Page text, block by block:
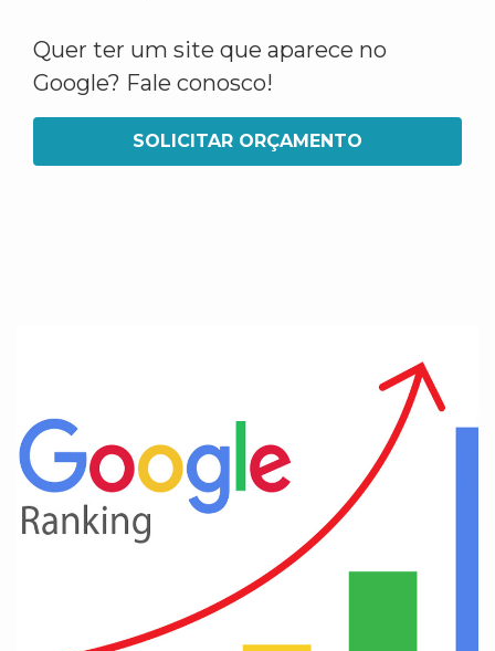
Quer ter um site que aparece no
Google? Fale conosco!
SOLICITAR ORÇAMENTO